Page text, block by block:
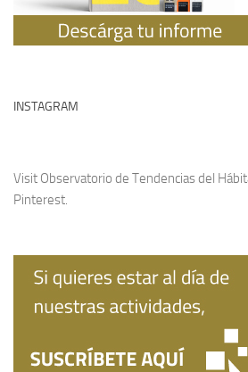
INSTAGRAM
Visit Observatorio de Tendencias del
Pinterest.